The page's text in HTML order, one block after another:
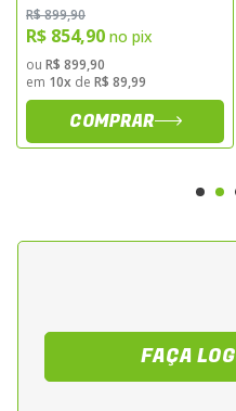
R$ 899,90
R$ 854,90 no pix
ou R$ 899,90
em 10x de R$ 89,99
COMPRAR
FAÇA